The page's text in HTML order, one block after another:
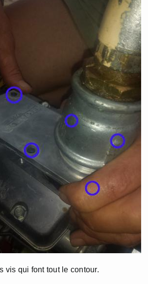
vis qui font tout le contour.